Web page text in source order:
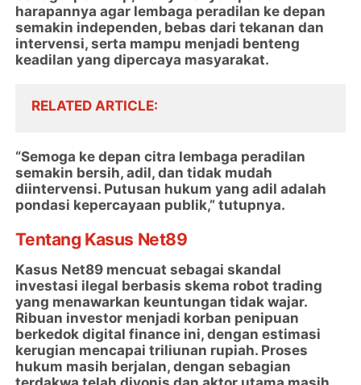
harapannya agar lembaga peradilan ke depan
semakin independen, bebas dari tekanan dan
intervensi, serta mampu menjadi benteng
keadilan yang dipercaya masyarakat.
RELATED ARTICLE
“Semoga ke depan citra lembaga peradilan
semakin bersih, adil, dan tidak mudah
diintervensi. Putusan hukum yang adil adalah
pondasi kepercayaan publik,” tutupnya.
Tentang Kasus Net89
Kasus Net89 mencuat sebagai skandal
investasi ilegal berbasis skema robot trading
yang menawarkan keuntungan tidak wajar.
Ribuan investor menjadi korban penipuan
berkedok digital finance ini, dengan estimasi
kerugian mencapai triliunan rupiah. Proses
hukum masih berjalan, dengan sebagian